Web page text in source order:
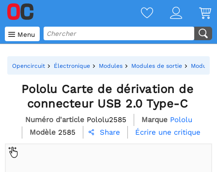
 Menu
Opencircuit Électronique Modules Modules de sortie Modules
Pololu Carte de dérivation de
connecteur USB 2.0 Type-C
Numéro d'article Pololu2585 Marque Pololu
Modèle 2585  Share Écrire une critique